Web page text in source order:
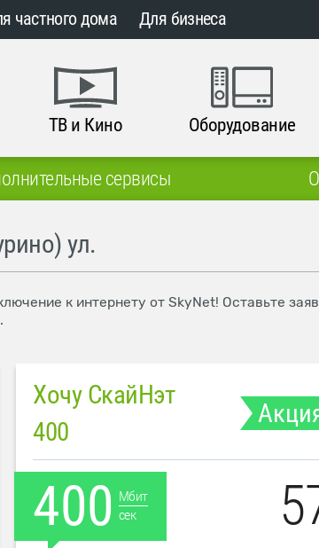
частного дома Для бизнеса
ТВ и Кино Оборудование
сервисы
ул.
к интернету от SkyNet! Оставьте
Хочу СкайНэт
400
400 Мбит
сек